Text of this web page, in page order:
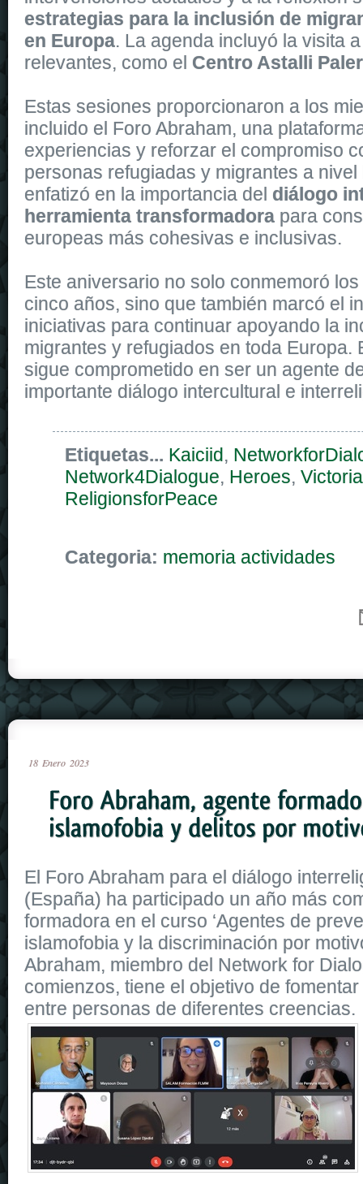
estrategias para la inclusión de
en Europa. La agenda incluyó la visita
relevantes, como el Centro Astalli
Estas sesiones proporcionaron a los
incluido el Foro Abraham, una
experiencias y reforzar el compromiso
personas refugiadas y migrantes a
enfatizó en la importancia del diálogo
herramienta transformadora para
europeas más cohesivas e inclusivas.
Este aniversario no solo conmemoró
cinco años, sino que también marcó el
iniciativas para continuar apoyando la
migrantes y refugiados en toda Europa.
sigue comprometido en ser un agente
importante diálogo intercultural e
Etiquetas... Kaiciid,
Network4Dialogue, Heroes, Victoria
ReligionsforPeace
Categoria: memoria actividades
18 Enero 2023
El Foro Abraham para el diálogo
(España) ha participado un año más
formadora en el curso ‘Agentes de
islamofobia y la discriminación por
Abraham, miembro del Network for
comienzos, tiene el objetivo de
entre personas de diferentes creencias.